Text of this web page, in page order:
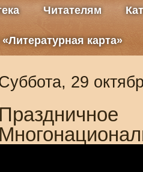
Читателям
карта»
29